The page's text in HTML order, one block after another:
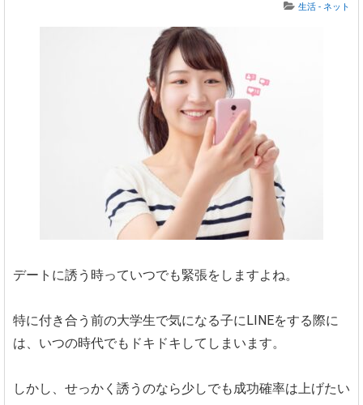
生活 - ネット
デートに誘う時っていつでも緊張をしますよね。
特に付き合う前の大学生で気になる子にLINEをする際に
は、いつの時代でもドキドキしてしまいます。
しかし、せっかく誘うのなら少しでも成功確率は上げたい